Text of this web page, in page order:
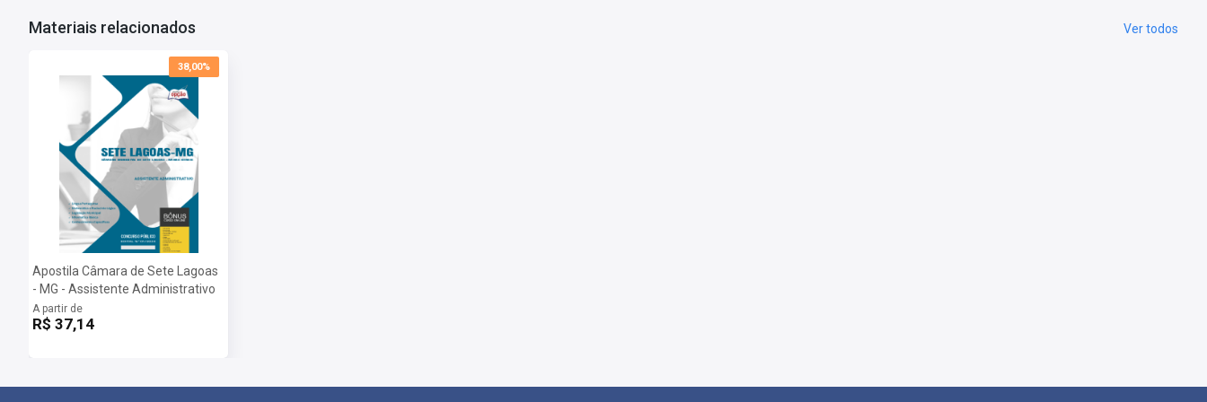
Taxa de Inscrição:R$ 50,00
Organizadora:Fundep
Materiais relacionados Ver todos
38,00%
Apostila Câmara de Sete Lagoas
- MG - Assistente Administrativo
A partir de
R$ 37,14